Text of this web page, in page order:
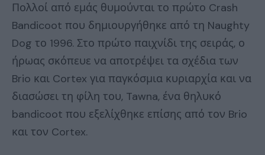
Πολλοί από εμάς θυμούνται το πρώτο Crash
Bandicoot που δημιουργήθηκε από τη Naughty
Dog το 1996. Στο πρώτο παιχνίδι της σειράς, ο
ήρωας σκόπευε να αποτρέψει τα σχέδια των
Brio και Cortex για παγκόσμια κυριαρχία και να
διασώσει τη φίλη του, Tawna, ένα θηλυκό
bandicoot που εξελίχθηκε επίσης από τον Brio
και τον Cortex.